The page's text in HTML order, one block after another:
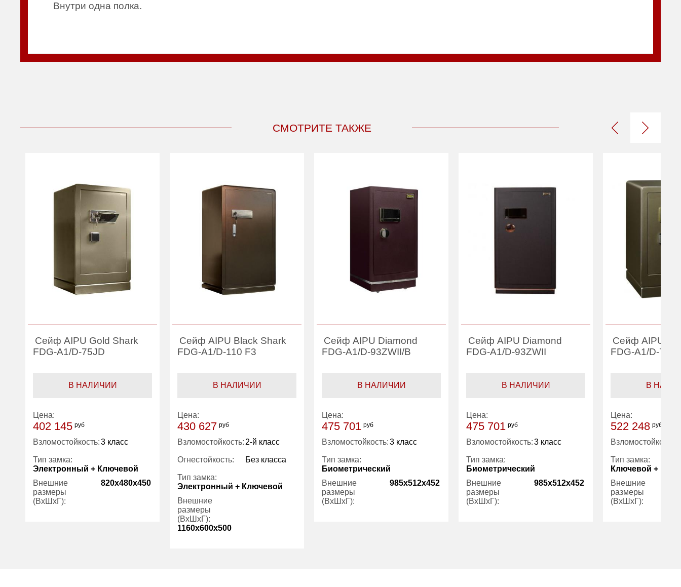
Внутри одна полка.
СМОТРИТЕ ТАКЖЕ
Сейф AIPU Gold Shark
FDG-A1/D-75JD
В НАЛИЧИИ
Цена:
402 145 руб
Взломостойкость:3 класс
Тип замка:
Электронный + Ключевой
Внешние
размеры
(ВхШхГ):
820x480x450
Сейф AIPU Black Shark
FDG-A1/D-110 F3
В НАЛИЧИИ
Цена:
430 627 руб
Взломостойкость: 2-й класс
Огнестойкость: Без класса
Тип замка:
Электронный + Ключевой
Внешние
размеры
(ВхШхГ):
1160x600x500
Сейф AIPU Diamond
FDG-A1/D-93ZWII/B
В НАЛИЧИИ
Цена:
475 701 руб
Взломостойкость:3 класс
Тип замка:
Биометрический
Внешние
размеры
(ВхШхГ):
985x512x452
Сейф AIPU Diamond
FDG-A1/D-93ZWII
В НАЛИЧИИ
Цена:
475 701 руб
Взломостойкость:3 класс
Тип замка:
Биометрический
Внешние
размеры
(ВхШхГ):
985x512x452
Сейф AIPU
FDG-A1/D-
В
Цена:
522 248 руб
Взломостойкость:
Тип замка:
Ключевой +
Внешние
размеры
(ВхШхГ):